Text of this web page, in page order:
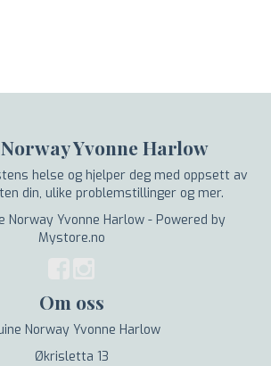
Yvonne Harlow
helse og hjelper deg med oppsett av
din, ulike problemstillinger og mer.
Norway Yvonne Harlow - Powered by
Mystore.no
Om oss
Norway Yvonne Harlow
Økrisletta 13